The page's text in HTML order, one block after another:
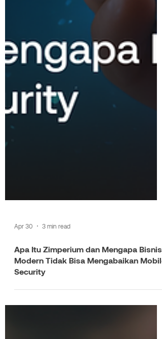
Apr 30 3 min read
Apa Itu Zimperium dan Mengapa Bisnis
Security